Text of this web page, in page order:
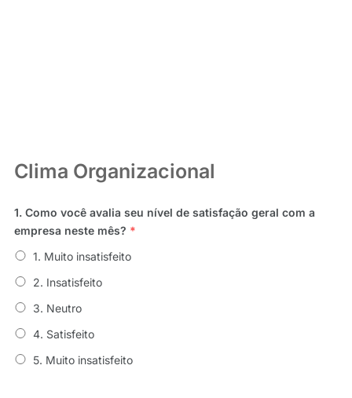
Clima Organizacional
1. Como você avalia seu nível de satisfação geral com a
empresa neste mês? *
1. Muito insatisfeito
2. Insatisfeito
3. Neutro
4. Satisfeito
5. Muito insatisfeito